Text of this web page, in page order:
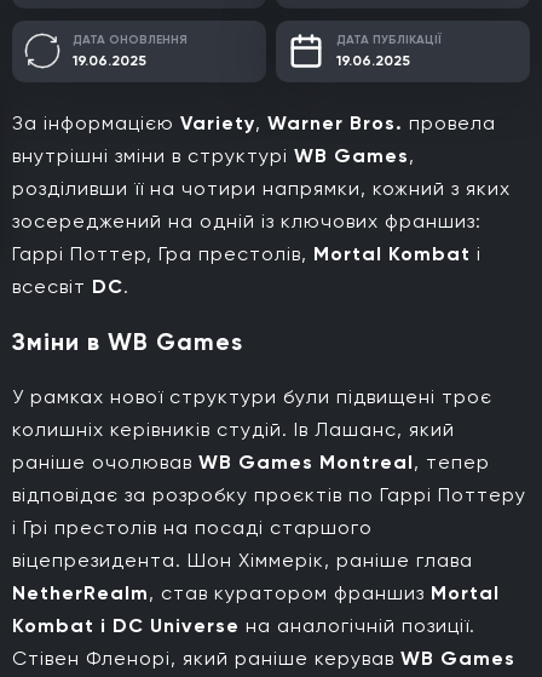
ДАТА ОНОВЛЕННЯ
19.06.2025
ДАТА ПУБЛІКАЦІЇ
19.06.2025
За інформацією Variety, Warner Bros. провела
внутрішні зміни в структурі WB Games,
розділивши її на чотири напрямки, кожний з яких
зосереджений на одній із ключових франшиз:
Гаррі Поттер, Гра престолів, Mortal Kombat і
всесвіт DC.
Зміни в WB Games
У рамках нової структури були підвищені троє
колишніх керівників студій. Ів Лашанс, який
раніше очолював WB Games Montreal, тепер
відповідає за розробку проєктів по Гаррі Поттеру
і Грі престолів на посаді старшого
віцепрезидента. Шон Хіммерік, раніше глава
NetherRealm, став куратором франшиз Mortal
Kombat і DC Universe на аналогічній позиції.
Стівен Фленорі, який раніше керував WB Games